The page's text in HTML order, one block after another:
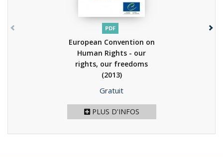
PDF
European Convention on
Human Rights - our
rights, our freedoms
(2013)
Prix
Gratuit
PLUS D'INFOS